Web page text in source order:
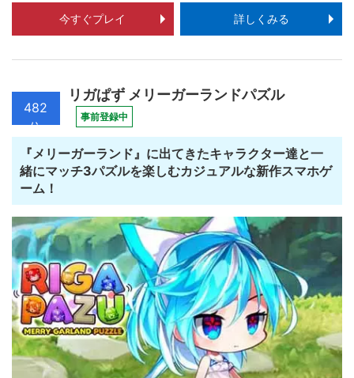
今すぐプレイ 詳しくみる
482
位
リガぱず メリーガーランドパズル
事前登録中
『メリーガーランド』に出てきたキャラクター達と一
緒にマッチ3パズルを楽しむカジュアルな新作スマホゲ
ーム！